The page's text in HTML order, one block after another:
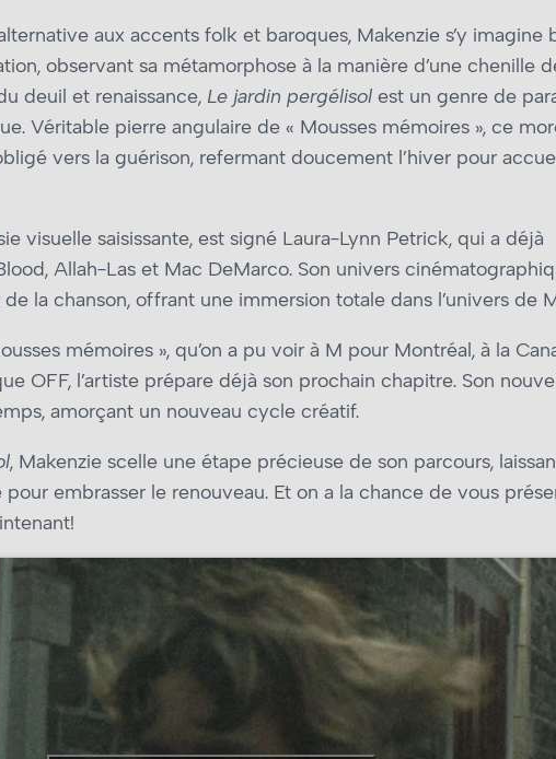
aux accents folk et baroques, Makenzie s’y imagine
observant sa métamorphose à la manière d’une chenille
deuil et renaissance, Le jardin pergélisol est un genre de
Véritable pierre angulaire de « Mousses mémoires », ce
vers la guérison, refermant doucement l’hiver pour
visuelle saisissante, est signé Laura-Lynn Petrick, qui a déjà
Allah-Las et Mac DeMarco. Son univers
la chanson, offrant une immersion totale dans l’univers de
mémoires », qu’on a pu voir à M pour Montréal, à la
OFF, l’artiste prépare déjà son prochain chapitre. Son
amorçant un nouveau cycle créatif.
, Makenzie scelle une étape précieuse de son parcours,
pour embrasser le renouveau. Et on a la chance de vous